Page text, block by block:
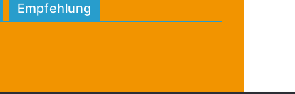
Empfehlung